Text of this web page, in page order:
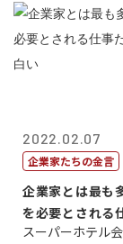
2022.02.07
企業家たちの金言
企業家とは最も
を必要とされる
一番面白い
スーパーホテル